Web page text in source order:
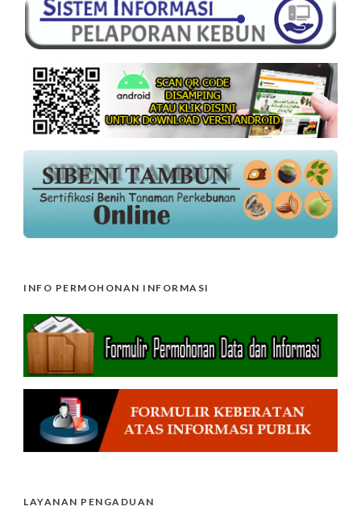
INFO PERMOHONAN INFORMASI
LAYANAN PENGADUAN